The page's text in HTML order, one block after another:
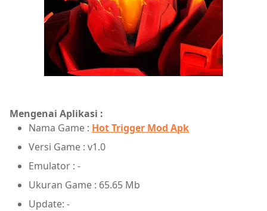
Mengenai Aplikasi :
Nama Game : Hot Trigger Mod Apk
Versi Game : v1.0
Emulator : -
Ukuran Game : 65.65 Mb
Update: -